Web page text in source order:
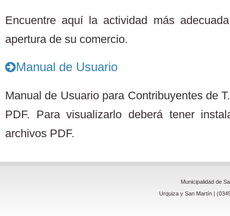
Encuentre aquí la actividad más
apertura de su comercio.
Manual de Usuario
Manual de Usuario para Contribuyentes de
PDF. Para visualizarlo deberá tener
archivos PDF.
Municipalidad de
Urquiza y San Martín |